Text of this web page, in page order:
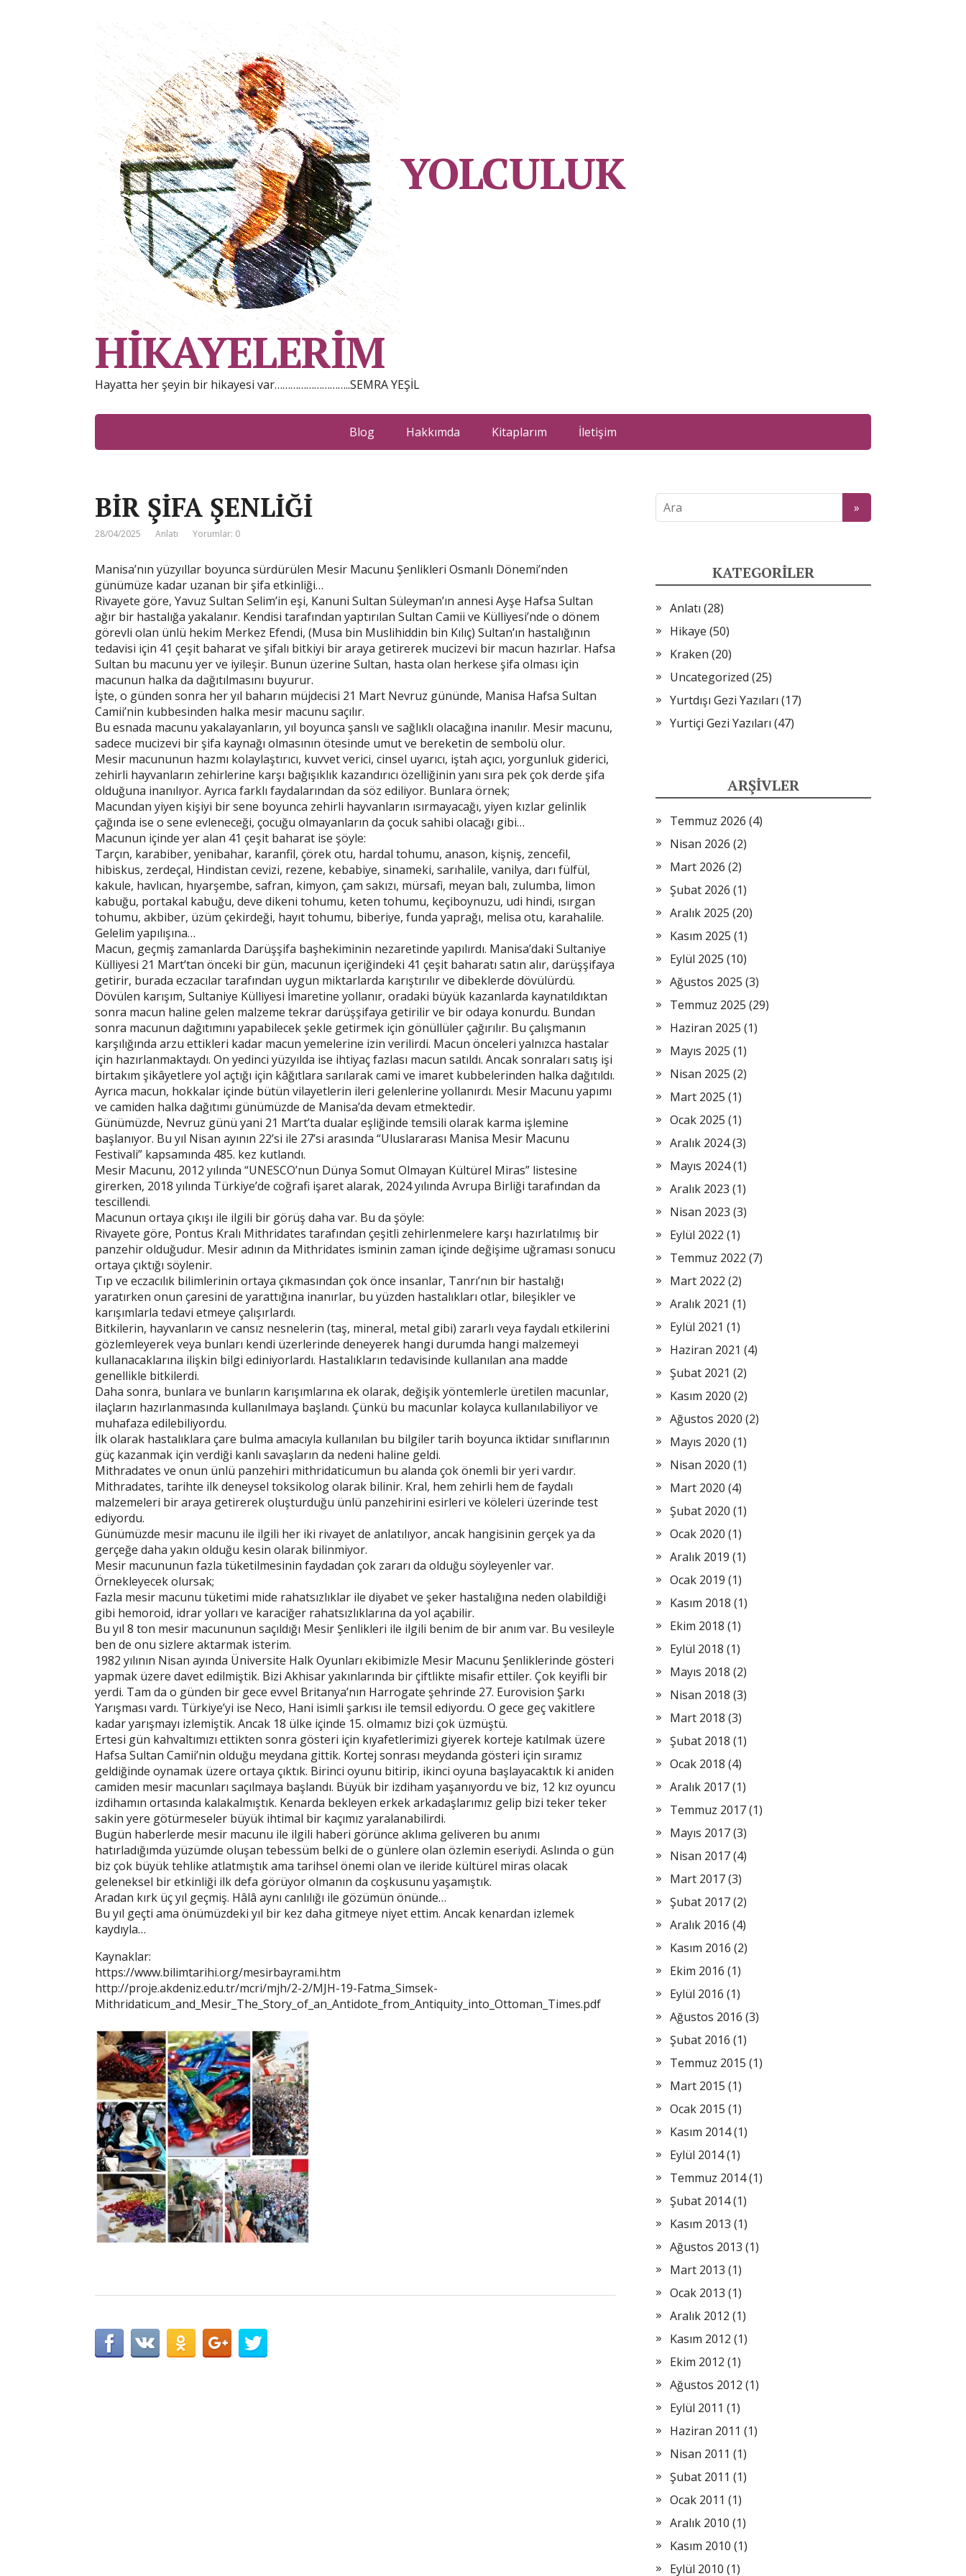
YOLCULUK
HİKAYELERİM
Hayatta her şeyin bir hikayesi var………………………..SEMRA YEŞİL
Blog Hakkımda Kitaplarım İletişim
BİR ŞİFA ŞENLİĞİ
28/04/2025 Anlatı Yorumlar: 0
Manisa’nın yüzyıllar boyunca sürdürülen Mesir Macunu Şenlikleri Osmanlı Dönemi’nden
günümüze kadar uzanan bir şifa etkinliği…
Rivayete göre, Yavuz Sultan Selim’in eşi, Kanuni Sultan Süleyman’ın annesi Ayşe Hafsa Sultan
ağır bir hastalığa yakalanır. Kendisi tarafından yaptırılan Sultan Camii ve Külliyesi’nde o dönem
görevli olan ünlü hekim Merkez Efendi, (Musa bin Muslihiddin bin Kılıç) Sultan’ın hastalığının
tedavisi için 41 çeşit baharat ve şifalı bitkiyi bir araya getirerek mucizevi bir macun hazırlar. Hafsa
Sultan bu macunu yer ve iyileşir. Bunun üzerine Sultan, hasta olan herkese şifa olması için
macunun halka da dağıtılmasını buyurur.
İşte, o günden sonra her yıl baharın müjdecisi 21 Mart Nevruz gününde, Manisa Hafsa Sultan
Camii’nin kubbesinden halka mesir macunu saçılır.
Bu esnada macunu yakalayanların, yıl boyunca şanslı ve sağlıklı olacağına inanılır. Mesir macunu,
sadece mucizevi bir şifa kaynağı olmasının ötesinde umut ve bereketin de sembolü olur.
Mesir macununun hazmı kolaylaştırıcı, kuvvet verici, cinsel uyarıcı, iştah açıcı, yorgunluk giderici,
zehirli hayvanların zehirlerine karşı bağışıklık kazandırıcı özelliğinin yanı sıra pek çok derde şifa
olduğuna inanılıyor. Ayrıca farklı faydalarından da söz ediliyor. Bunlara örnek;
Macundan yiyen kişiyi bir sene boyunca zehirli hayvanların ısırmayacağı, yiyen kızlar gelinlik
çağında ise o sene evleneceği, çocuğu olmayanların da çocuk sahibi olacağı gibi…
Macunun içinde yer alan 41 çeşit baharat ise şöyle:
Tarçın, karabiber, yenibahar, karanfil, çörek otu, hardal tohumu, anason, kişniş, zencefil,
hibiskus, zerdeçal, Hindistan cevizi, rezene, kebabiye, sinameki, sarıhalile, vanilya, darı fülfül,
kakule, havlıcan, hıyarşembe, safran, kimyon, çam sakızı, mürsafi, meyan balı, zulumba, limon
kabuğu, portakal kabuğu, deve dikeni tohumu, keten tohumu, keçiboynuzu, udi hindi, ısırgan
tohumu, akbiber, üzüm çekirdeği, hayıt tohumu, biberiye, funda yaprağı, melisa otu, karahalile.
Gelelim yapılışına…
Macun, geçmiş zamanlarda Darüşşifa başhekiminin nezaretinde yapılırdı. Manisa’daki Sultaniye
Külliyesi 21 Mart’tan önceki bir gün, macunun içeriğindeki 41 çeşit baharatı satın alır, darüşşifaya
getirir, burada eczacılar tarafından uygun miktarlarda karıştırılır ve dibeklerde dövülürdü.
Dövülen karışım, Sultaniye Külliyesi İmaretine yollanır, oradaki büyük kazanlarda kaynatıldıktan
sonra macun haline gelen malzeme tekrar darüşşifaya getirilir ve bir odaya konurdu. Bundan
sonra macunun dağıtımını yapabilecek şekle getirmek için gönüllüler çağırılır. Bu çalışmanın
karşılığında arzu ettikleri kadar macun yemelerine izin verilirdi. Macun önceleri yalnızca hastalar
için hazırlanmaktaydı. On yedinci yüzyılda ise ihtiyaç fazlası macun satıldı. Ancak sonraları satış işi
birtakım şikâyetlere yol açtığı için kâğıtlara sarılarak cami ve imaret kubbelerinden halka dağıtıldı.
Ayrıca macun, hokkalar içinde bütün vilayetlerin ileri gelenlerine yollanırdı. Mesir Macunu yapımı
ve camiden halka dağıtımı günümüzde de Manisa’da devam etmektedir.
Günümüzde, Nevruz günü yani 21 Mart’ta dualar eşliğinde temsili olarak karma işlemine
başlanıyor. Bu yıl Nisan ayının 22’si ile 27’si arasında “Uluslararası Manisa Mesir Macunu
Festivali” kapsamında 485. kez kutlandı.
Mesir Macunu, 2012 yılında “UNESCO’nun Dünya Somut Olmayan Kültürel Miras” listesine
girerken, 2018 yılında Türkiye’de coğrafi işaret alarak, 2024 yılında Avrupa Birliği tarafından da
tescillendi.
Macunun ortaya çıkışı ile ilgili bir görüş daha var. Bu da şöyle:
Rivayete göre, Pontus Kralı Mithridates tarafından çeşitli zehirlenmelere karşı hazırlatılmış bir
panzehir olduğudur. Mesir adının da Mithridates isminin zaman içinde değişime uğraması sonucu
ortaya çıktığı söylenir.
Tıp ve eczacılık bilimlerinin ortaya çıkmasından çok önce insanlar, Tanrı’nın bir hastalığı
yaratırken onun çaresini de yarattığına inanırlar, bu yüzden hastalıkları otlar, bileşikler ve
karışımlarla tedavi etmeye çalışırlardı.
Bitkilerin, hayvanların ve cansız nesnelerin (taş, mineral, metal gibi) zararlı veya faydalı etkilerini
gözlemleyerek veya bunları kendi üzerlerinde deneyerek hangi durumda hangi malzemeyi
kullanacaklarına ilişkin bilgi ediniyorlardı. Hastalıkların tedavisinde kullanılan ana madde
genellikle bitkilerdi.
Daha sonra, bunlara ve bunların karışımlarına ek olarak, değişik yöntemlerle üretilen macunlar,
ilaçların hazırlanmasında kullanılmaya başlandı. Çünkü bu macunlar kolayca kullanılabiliyor ve
muhafaza edilebiliyordu.
İlk olarak hastalıklara çare bulma amacıyla kullanılan bu bilgiler tarih boyunca iktidar sınıflarının
güç kazanmak için verdiği kanlı savaşların da nedeni haline geldi.
Mithradates ve onun ünlü panzehiri mithridaticumun bu alanda çok önemli bir yeri vardır.
Mithradates, tarihte ilk deneysel toksikolog olarak bilinir. Kral, hem zehirli hem de faydalı
malzemeleri bir araya getirerek oluşturduğu ünlü panzehirini esirleri ve köleleri üzerinde test
ediyordu.
Günümüzde mesir macunu ile ilgili her iki rivayet de anlatılıyor, ancak hangisinin gerçek ya da
gerçeğe daha yakın olduğu kesin olarak bilinmiyor.
Mesir macununun fazla tüketilmesinin faydadan çok zararı da olduğu söyleyenler var.
Örnekleyecek olursak;
Fazla mesir macunu tüketimi mide rahatsızlıklar ile diyabet ve şeker hastalığına neden olabildiği
gibi hemoroid, idrar yolları ve karaciğer rahatsızlıklarına da yol açabilir.
Bu yıl 8 ton mesir macununun saçıldığı Mesir Şenlikleri ile ilgili benim de bir anım var. Bu vesileyle
ben de onu sizlere aktarmak isterim.
1982 yılının Nisan ayında Üniversite Halk Oyunları ekibimizle Mesir Macunu Şenliklerinde gösteri
yapmak üzere davet edilmiştik. Bizi Akhisar yakınlarında bir çiftlikte misafir ettiler. Çok keyifli bir
yerdi. Tam da o günden bir gece evvel Britanya’nın Harrogate şehrinde 27. Eurovision Şarkı
Yarışması vardı. Türkiye’yi ise Neco, Hani isimli şarkısı ile temsil ediyordu. O gece geç vakitlere
kadar yarışmayı izlemiştik. Ancak 18 ülke içinde 15. olmamız bizi çok üzmüştü.
Ertesi gün kahvaltımızı ettikten sonra gösteri için kıyafetlerimizi giyerek korteje katılmak üzere
Hafsa Sultan Camii’nin olduğu meydana gittik. Kortej sonrası meydanda gösteri için sıramız
geldiğinde oynamak üzere ortaya çıktık. Birinci oyunu bitirip, ikinci oyuna başlayacaktık ki aniden
camiden mesir macunları saçılmaya başlandı. Büyük bir izdiham yaşanıyordu ve biz, 12 kız oyuncu
izdihamın ortasında kalakalmıştık. Kenarda bekleyen erkek arkadaşlarımız gelip bizi teker teker
sakin yere götürmeseler büyük ihtimal bir kaçımız yaralanabilirdi.
Bugün haberlerde mesir macunu ile ilgili haberi görünce aklıma geliveren bu anımı
hatırladığımda yüzümde oluşan tebessüm belki de o günlere olan özlemin eseriydi. Aslında o gün
biz çok büyük tehlike atlatmıştık ama tarihsel önemi olan ve ileride kültürel miras olacak
geleneksel bir etkinliği ilk defa görüyor olmanın da coşkusunu yaşamıştık.
Aradan kırk üç yıl geçmiş. Hâlâ aynı canlılığı ile gözümün önünde…
Bu yıl geçti ama önümüzdeki yıl bir kez daha gitmeye niyet ettim. Ancak kenardan izlemek
kaydıyla…
Kaynaklar:
https://www.bilimtarihi.org/mesirbayrami.htm
http://proje.akdeniz.edu.tr/mcri/mjh/2-2/MJH-19-Fatma_Simsek-
Mithridaticum_and_Mesir_The_Story_of_an_Antidote_from_Antiquity_into_Ottoman_Times.pdf
KATEGORILER
Anlatı (28)
Hikaye (50)
Kraken (20)
Uncategorized (25)
Yurtdışı Gezi Yazıları (17)
Yurtiçi Gezi Yazıları (47)
ARŞIVLER
Temmuz 2026 (4)
Nisan 2026 (2)
Mart 2026 (2)
Şubat 2026 (1)
Aralık 2025 (20)
Kasım 2025 (1)
Eylül 2025 (10)
Ağustos 2025 (3)
Temmuz 2025 (29)
Haziran 2025 (1)
Mayıs 2025 (1)
Nisan 2025 (2)
Mart 2025 (1)
Ocak 2025 (1)
Aralık 2024(3)
Mayıs 2024(1)
Aralık 2023 (1)
Nisan 2023 (3)
Eylül 2022 (1)
Temmuz 2022 (7)
Mart 2022 (2)
Aralık 2021 (1)
Eylül 2021 (1)
Haziran 2021 (4)
Şubat 2021 (2)
Kasım 2020 (2)
Ağustos 2020 (2)
Mayıs 2020 (1)
Nisan 2020 (1)
Mart 2020 (4)
Şubat 2020 (1)
Ocak 2020 (1)
Aralık 2019 (1)
Ocak 2019 (1)
Kasım 2018 (1)
Ekim 2018 (1)
Eylül 2018 (1)
Mayıs 2018 (2)
Nisan 2018 (3)
Mart 2018 (3)
Şubat 2018 (1)
Ocak 2018 (4)
Aralık 2017(1)
Temmuz 2017(1)
Mayıs 2017(3)
Nisan 2017(4)
Mart 2017(3)
Şubat 2017(2)
Aralık 2016 (4)
Kasım 2016 (2)
Ekim 2016 (1)
Eylül 2016 (1)
Ağustos 2016 (3)
Şubat 2016 (1)
Temmuz 2015 (1)
Mart 2015 (1)
Ocak 2015 (1)
Kasım 2014(1)
Eylül 2014(1)
Temmuz 2014(1)
Şubat 2014(1)
Kasım 2013 (1)
Ağustos 2013 (1)
Mart 2013 (1)
Ocak 2013 (1)
Aralık 2012 (1)
Kasım 2012 (1)
Ekim 2012 (1)
Ağustos 2012 (1)
Eylül 2011 (1)
Haziran 2011 (1)
Nisan 2011 (1)
Şubat 2011 (1)
Ocak 2011 (1)
Aralık 2010 (1)
Kasım 2010 (1)
Eylül 2010 (1)